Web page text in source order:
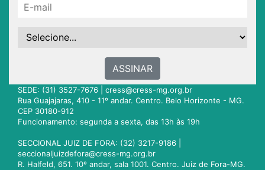
ASSINAR
SEDE: (31) 3527-7676 | cress@cress-mg.org.br
Rua Guajajaras, 410 - 11º andar. Centro. Belo Horizonte - MG.
CEP 30180-912
Funcionamento: segunda a sexta, das 13h às 19h
SECCIONAL JUIZ DE FORA: (32) 3217-9186 |
seccionaljuizdefora@cress-mg.org.br
R. Halfeld, 651. 10º andar, sala 1001. Centro. Juiz de Fora-MG.